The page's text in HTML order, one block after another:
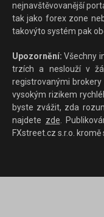
nejnavštěvovanější
tak jako forex zone
takovýto systém pak
Upozornění: Všechny
trzích a neslouží v
registrovanými
vysokým rizikem
byste zvážit, zda
najdete zde.
FXstreet.cz s.r.o.